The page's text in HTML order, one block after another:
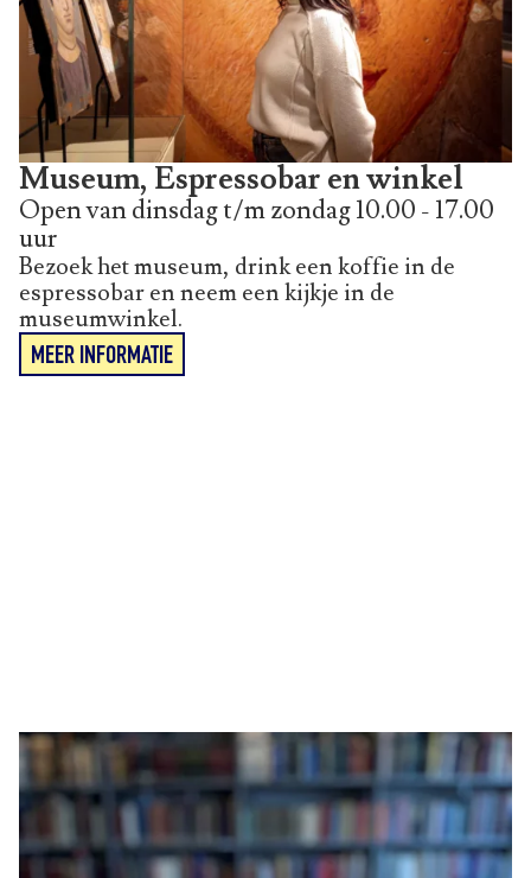
Museum, Espressobar en winkel
Open van dinsdag t/m zondag 10.00 - 17.00
uur
Bezoek het museum, drink een koffie in de
espressobar en neem een kijkje in de
museumwinkel.
MEER INFORMATIE